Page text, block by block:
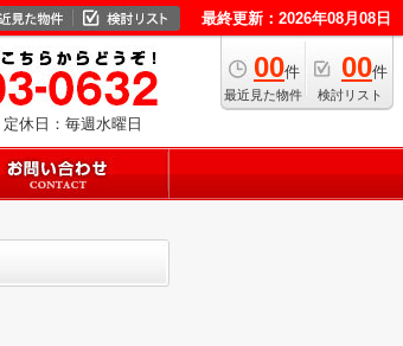
最終更新：2026年08月08日
00件
最近見た物件
00件
検討リスト
定休日：毎週水曜日